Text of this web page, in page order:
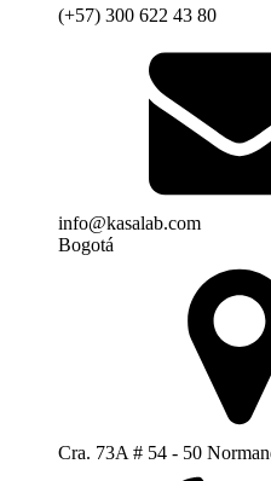
(+57) 300 622 43 80
info@kasalab.com
Bogotá
Cra. 73A # 54 - 50